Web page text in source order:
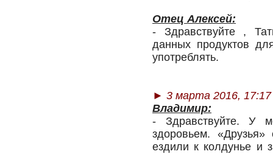
Отец Алексей:
- Здравствуйте ,
данных продуктов
употреблять.
► 3 марта 2016, 17:17
Владимир:
- Здравствуйте. У
здоровьем.
ездили к колдунье и